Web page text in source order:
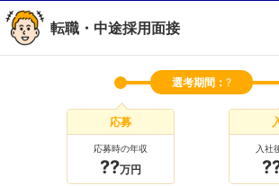
転職・中途採用面接
選考期間： ?
応募
応募時の年収
??万円
入社